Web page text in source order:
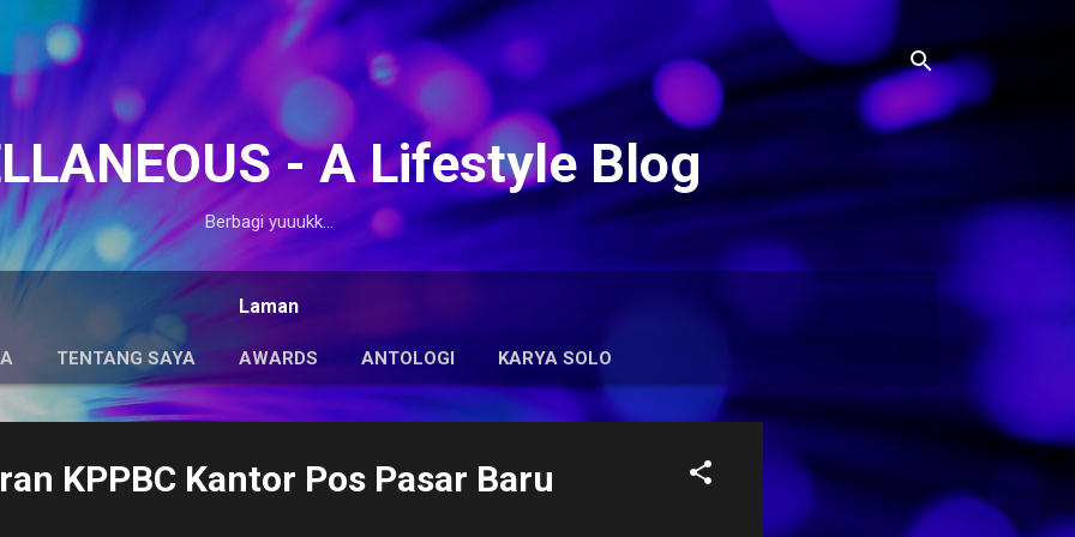
Langsung ke konten utama
- A Lifestyle Blog
Berbagi yuuukk...
Laman
TENTANG SAYA AWARDS ANTOLOGI KARYA SOLO
KPPBC Kantor Pos Pasar Baru